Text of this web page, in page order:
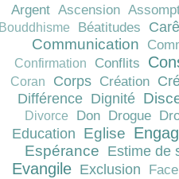
Argent Ascension
Bouddhisme Béatitudes
Communication
Confirmation Conflits
Coran Corps Création
Différence Dignité
Divorce Don Drogue
Education Eglise
Espérance Estime de
Evangile Exclusion